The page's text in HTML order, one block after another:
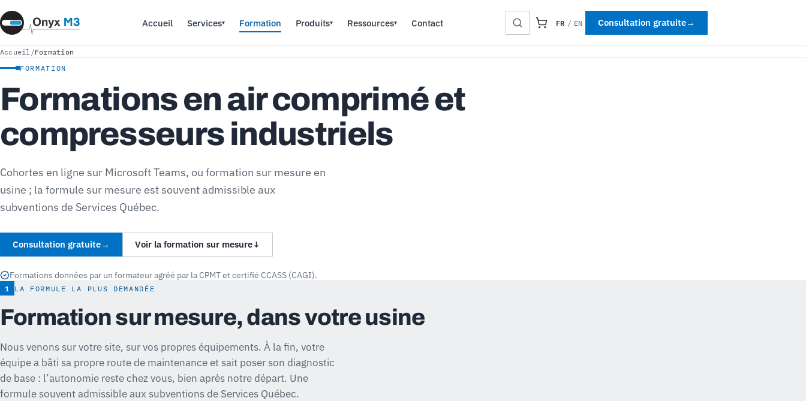
Accueil Services▾ Formation Produits▾ Ressources▾ Contact FR / EN Consultation gratuite→
Accueil /Formation
FORMATION
Formations en air comprimé et
compresseurs industriels
Cohortes en ligne sur Microsoft Teams, ou formation sur mesure en
usine ; la formule sur mesure est souvent admissible aux
subventions de Services Québec.
Consultation gratuite→ Voir la formation sur mesure↓
Formations données par un formateur agréé par la CPMT et certifié CCASS (CAGI).
1 LA FORMULE LA PLUS DEMANDÉE
Formation sur mesure, dans votre usine
Nous venons sur votre site, sur vos propres équipements. À la fin, votre
équipe a bâti sa propre route de maintenance et sait poser son diagnostic
de base : l’autonomie reste chez vous, bien après notre départ. Une
formule souvent admissible aux subventions de Services Québec.